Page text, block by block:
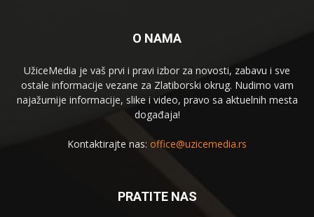
O NAMA
UžiceMedia je vaš prvi i pravi izbor za novosti, zabavu i sve
ostale informacije vezane za Zlatiborski okrug. Nudimo vam
najažurnije informacije, slike i video, pravo sa aktuelnih mesta
događaja!
Kontaktirajte nas: office@uzicemedia.rs
PRATITE NAS